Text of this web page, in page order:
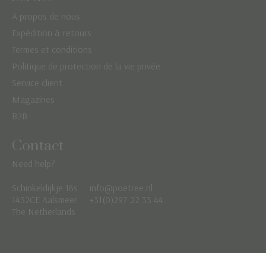
A propos de nous
Expédition & retours
Termes et conditions
Politique de protection de la vie privée
Service client
Magazines
B2B
Contact
Need help?
Schinkeldijkje 16s
1432CE Aalsmeer
The Netherlands
info@poetree.nl
+31(0)297 22 33 44
Nederlands